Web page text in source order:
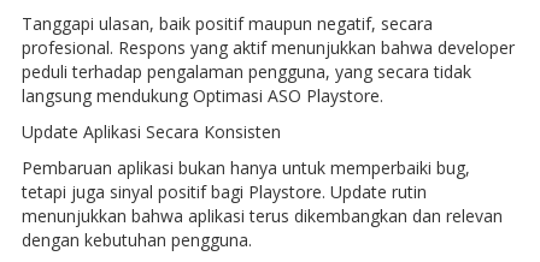
Tanggapi ulasan, baik positif maupun negatif, secara
profesional. Respons yang aktif menunjukkan bahwa developer
peduli terhadap pengalaman pengguna, yang secara tidak
langsung mendukung Optimasi ASO Playstore.
Update Aplikasi Secara Konsisten
Pembaruan aplikasi bukan hanya untuk memperbaiki bug,
tetapi juga sinyal positif bagi Playstore. Update rutin
menunjukkan bahwa aplikasi terus dikembangkan dan relevan
dengan kebutuhan pengguna.